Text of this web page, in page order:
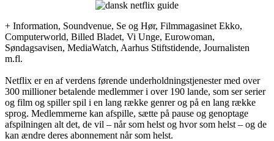
+ Information, Soundvenue, Se og Hør, Filmmagasinet Ekko,
Computerworld, Billed Bladet, Vi Unge, Eurowoman,
Søndagsavisen, MediaWatch, Aarhus Stiftstidende, Journalisten
m.fl.
Netflix er en af verdens førende underholdningstjenester med over
300 millioner betalende medlemmer i over 190 lande, som ser serier
og film og spiller spil i en lang række genrer og på en lang række
sprog. Medlemmerne kan afspille, sætte på pause og genoptage
afspilningen alt det, de vil – når som helst og hvor som helst – og de
kan ændre deres abonnement når som helst.